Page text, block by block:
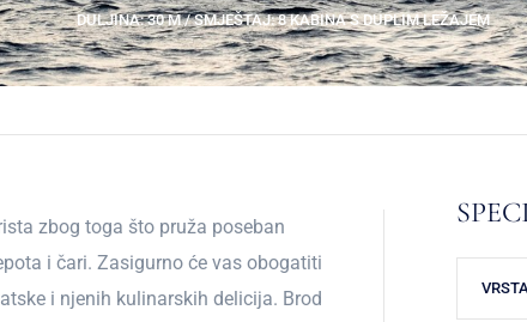
DULJINA: 30 M / SMJEŠTAJ: 8 KABINA S DUPLIM LEŽAJEM
zbog toga što pruža poseban
i čari. Zasigurno će vas obogatiti
i njenih kulinarskih delicija. Brod